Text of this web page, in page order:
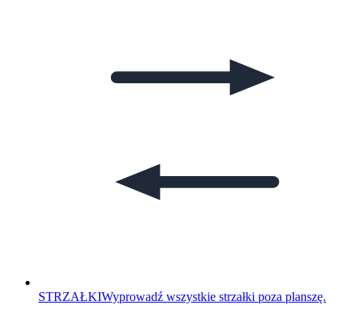
STRZAŁKIWyprowadź wszystkie strzałki poza planszę.